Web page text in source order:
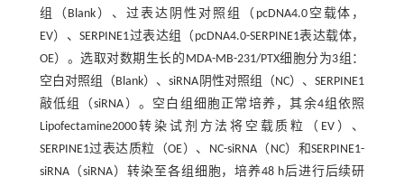
组（Blank）、过表达阴性对照组（pcDNA4.0空载体，
EV）、SERPINE1过表达组（pcDNA4.0-SERPINE1表达载体，
OE）。选取对数期生长的MDA-MB-231/PTX细胞分为3组：
空白对照组（Blank）、siRNA阴性对照组（NC）、SERPINE1
敲低组（siRNA）。空白组细胞正常培养，其余4组依照
Lipofectamine2000转染试剂方法将空载质粒（EV）、
SERPINE1过表达质粒（OE）、NC-siRNA（NC）和SERPINE1-
siRNA（siRNA）转染至各组细胞，培养48 h后进行后续研